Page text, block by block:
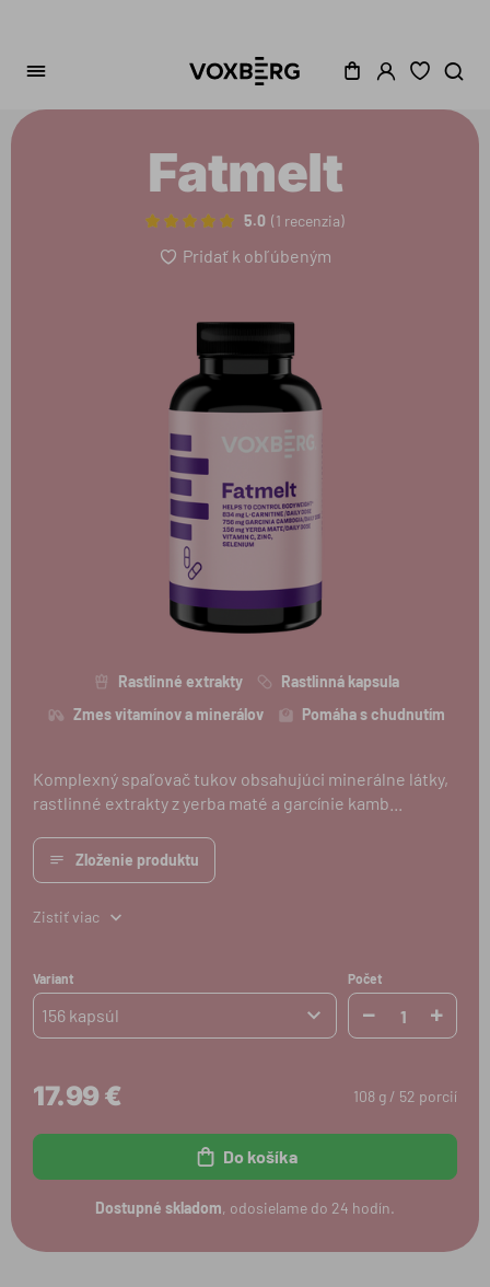
Fatmelt
5.0 1 recenzia
Pridať k obľúbeným
Rastlinné extrakty
Rastlinná kapsula
Zmes vitamínov a minerálov
Pomáha s chudnutím
Komplexný spaľovač tukov obsahujúci minerálne látky,
rastlinné extrakty z yerba maté a garcínie kamb...
Zloženie produktu
Zistiť viac
Variant
156 kapsúl
Počet
17.99 € 108 g / 52 porcií
Do košíka
Dostupné skladom, odosielame do 24 hodín.